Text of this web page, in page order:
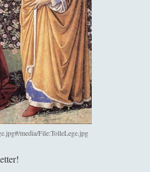
media/File:TolleLege.jpg